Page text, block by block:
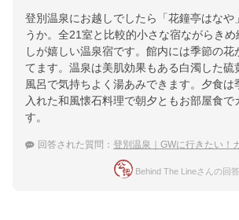
登別温泉にお越しでしたら「花鐘亭はなや
うか。全21室と比較的小さな宿ながらき
しが嬉しい温泉宿です。館内には季節の花
てます。温泉は美肌効果もある白濁した硫
風呂で気持ちよく湯あみできます。夕食は
入れた和風懐石料理で朝夕ともお部屋食で
す。
回答された質問： 登別温泉｜GWに行きたい！カップル
Behind The Lineさんの回